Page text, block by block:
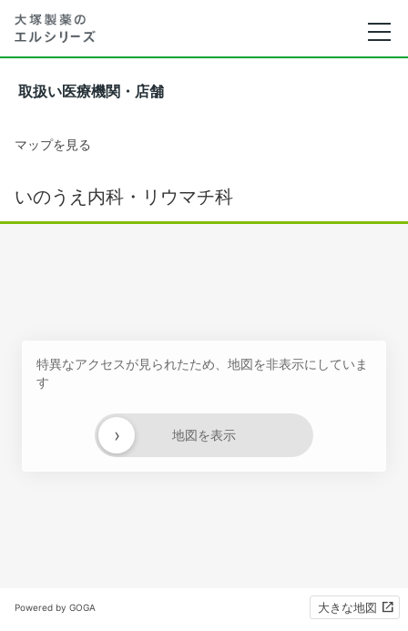
取扱い医療機関・店舗
マップを見る
いのうえ内科・リウマチ科
特異なアクセスが見られたため、地図を非表示にしていま
す
地図を表示
›
Powered by GOGA 大きな地図